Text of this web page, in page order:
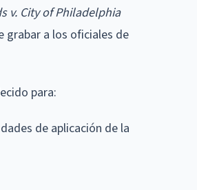
v. City of Philadelphia
grabar a los oficiales de
para:
de aplicación de la